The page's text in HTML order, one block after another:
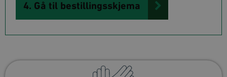
4. Gå til bestillingsskjema